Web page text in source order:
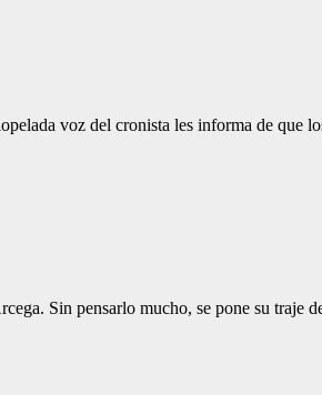
voz del cronista les informa de
Sin pensarlo mucho, se pone su